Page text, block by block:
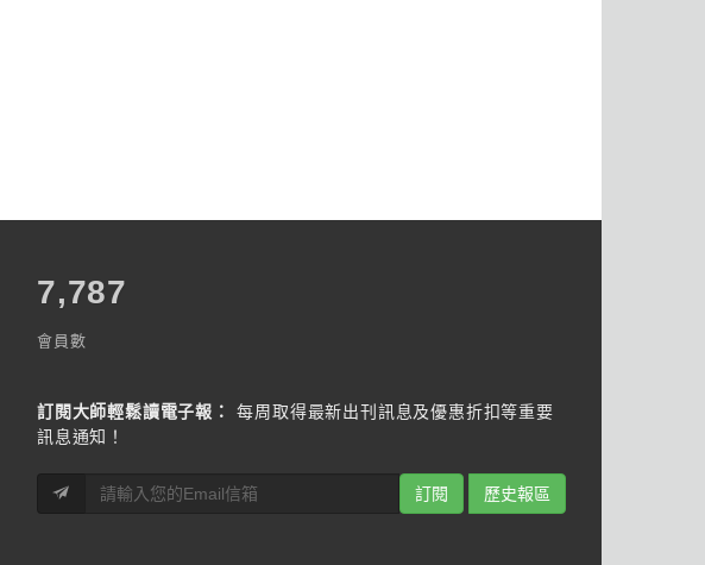
7,787
會員數
訂閱大師輕鬆讀電子報：
每周取得最新出刊訊息及優惠折扣等重要
訊息通知！
訂閱 歷史報區